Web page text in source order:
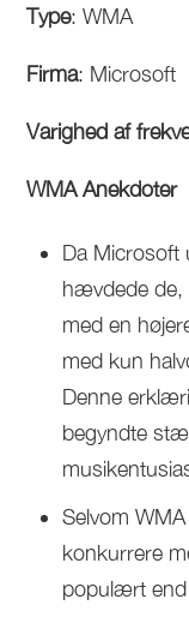
Type: WMA
Firma: Microsoft
Varighed af
WMA Anekdoter
Da Microsoft
hævdede de,
med en
med kun
Denne
begyndte
Selvom
konkurrere
populært